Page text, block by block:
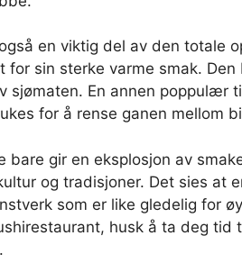
en viktig del av den totale
for sin sterke varme smak.
sjømaten. En annen poppulær
for å rense ganen mellom
bare gir en eksplosjon av
og tradisjoner. Det sies at
som er like gledelig for
husk å ta deg tid